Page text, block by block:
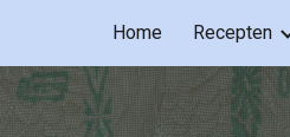
Skip to
Home Recepten